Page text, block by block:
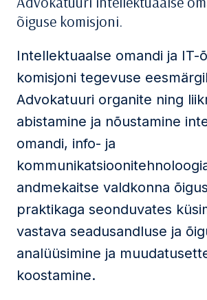
õiguse komisjoni.
Intellektuaalse omandi ja IT-
komisjoni tegevuse
Advokatuuri organite ning
abistamine ja nõustamine
omandi, info- ja
andmekaitse valdkonna
praktikaga seonduvates
vastava seadusandluse ja
analüüsimine ja
koostamine.